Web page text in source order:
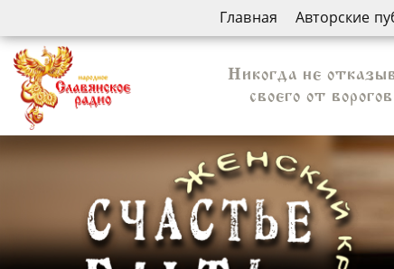
Главная Авторские
Никогда не
своего от